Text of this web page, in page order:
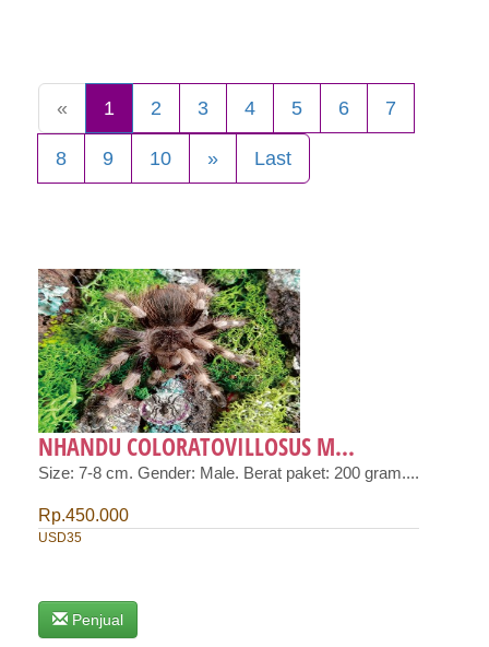
« 1 2 3 4 5 6 7
8 9 10 » Last
NHANDU COLORATOVILLOSUS M...
Size: 7-8 cm. Gender: Male. Berat paket: 200 gram....
Rp.450.000
USD35
Penjual